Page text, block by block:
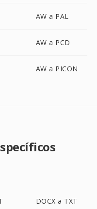
AW a PAL
AW a PCD
AW a PICON
DOCX a TXT